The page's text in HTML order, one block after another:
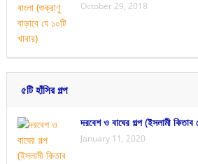
October 29, 2018
৫টি হাঁসির গল্প
দরবেশ ও বাঘের গল্প (ইসলামী কিতাব
January 11, 2020